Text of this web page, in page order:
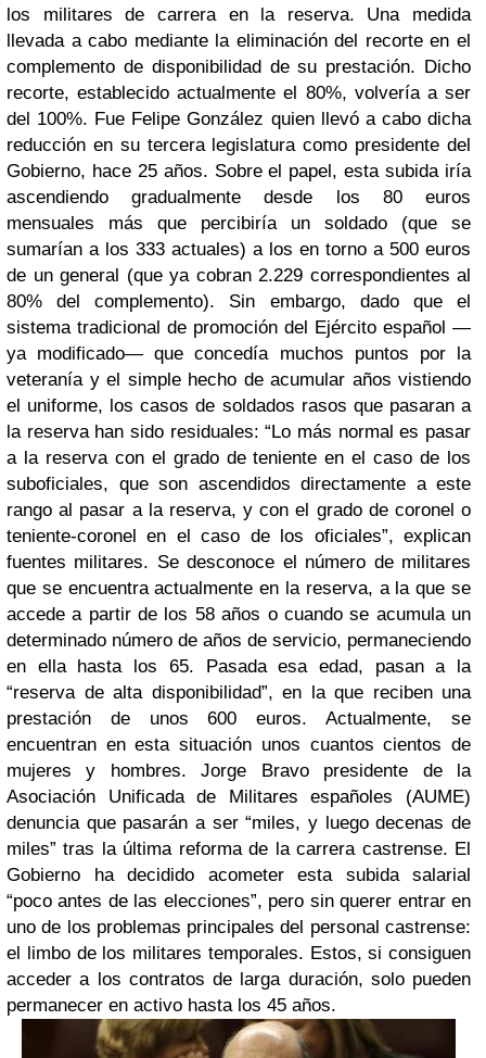
los militares de carrera en la reserva. Una medida
llevada a cabo mediante la eliminación del recorte en el
complemento de disponibilidad de su prestación. Dicho
recorte, establecido actualmente el 80%, volvería a ser
del 100%. Fue Felipe González quien llevó a cabo dicha
reducción en su tercera legislatura como presidente del
Gobierno, hace 25 años. Sobre el papel, esta subida iría
ascendiendo gradualmente desde los 80 euros
mensuales más que percibiría un soldado (que se
sumarían a los 333 actuales) a los en torno a 500 euros
de un general (que ya cobran 2.229 correspondientes al
80% del complemento). Sin embargo, dado que el
sistema tradicional de promoción del Ejército español —
ya modificado— que concedía muchos puntos por la
veteranía y el simple hecho de acumular años vistiendo
el uniforme, los casos de soldados rasos que pasaran a
la reserva han sido residuales: “Lo más normal es pasar
a la reserva con el grado de teniente en el caso de los
suboficiales, que son ascendidos directamente a este
rango al pasar a la reserva, y con el grado de coronel o
teniente-coronel en el caso de los oficiales”, explican
fuentes militares. Se desconoce el número de militares
que se encuentra actualmente en la reserva, a la que se
accede a partir de los 58 años o cuando se acumula un
determinado número de años de servicio, permaneciendo
en ella hasta los 65. Pasada esa edad, pasan a la
“reserva de alta disponibilidad”, en la que reciben una
prestación de unos 600 euros. Actualmente, se
encuentran en esta situación unos cuantos cientos de
mujeres y hombres. Jorge Bravo presidente de la
Asociación Unificada de Militares españoles (AUME)
denuncia que pasarán a ser “miles, y luego decenas de
miles” tras la última reforma de la carrera castrense. El
Gobierno ha decidido acometer esta subida salarial
“poco antes de las elecciones”, pero sin querer entrar en
uno de los problemas principales del personal castrense:
el limbo de los militares temporales. Estos, si consiguen
acceder a los contratos de larga duración, solo pueden
permanecer en activo hasta los 45 años.